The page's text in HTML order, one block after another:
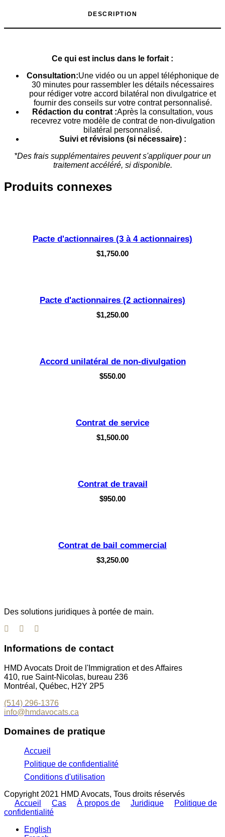
DESCRIPTION
Ce qui est inclus dans le forfait :
Consultation:Une vidéo ou un appel téléphonique de
30 minutes pour rassembler les détails nécessaires
pour rédiger votre accord bilatéral non divulgatrice et
fournir des conseils sur votre contrat personnalisé.
Rédaction du contrat :Après la consultation, vous
recevrez votre modèle de contrat de non-divulgation
bilatéral personnalisé.
Suivi et révisions (si nécessaire) :
*Des frais supplémentaires peuvent s'appliquer pour un
traitement accéléré, si disponible.
Produits connexes
Pacte d'actionnaires (3 à 4 actionnaires)
$1,750.00
Pacte d'actionnaires (2 actionnaires)
$1,250.00
Accord unilatéral de non-divulgation
$550.00
Contrat de service
$1,500.00
Contrat de travail
$950.00
Contrat de bail commercial
$3,250.00
Des solutions juridiques à portée de main.
Informations de contact
HMD Avocats Droit de l'Immigration et des Affaires
410, rue Saint-Nicolas, bureau 236
Montréal, Québec, H2Y 2P5
(514) 296-1376
info@hmdavocats.ca
Domaines de pratique
Accueil
Politique de confidentialité
Conditions d'utilisation
Copyright 2021 HMD Avocats, Tous droits réservés
Accueil
Cas À propos de Juridique
Politique de
confidentialité
English